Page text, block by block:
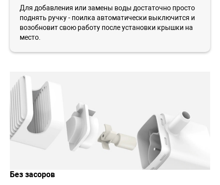
Для добавления или замены воды достаточно просто
поднять ручку - поилка автоматически выключится и
возобновит свою работу после установки крышки на
место.
Без засоров